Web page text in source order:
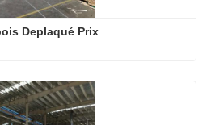
Deplaqué Prix